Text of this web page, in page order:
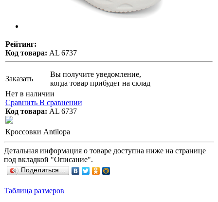
Рейтинг:
Код товара: AL 6737
Заказать
Вы получите уведомление,
когда товар прибудет на склад
Нет в наличии
Сравнить В сравнении
Код товара: AL 6737
Кроссовки Antilopa
Детальная информация о товаре доступна ниже на странице
под вкладкой "Описание".
Поделиться…
Таблица размеров